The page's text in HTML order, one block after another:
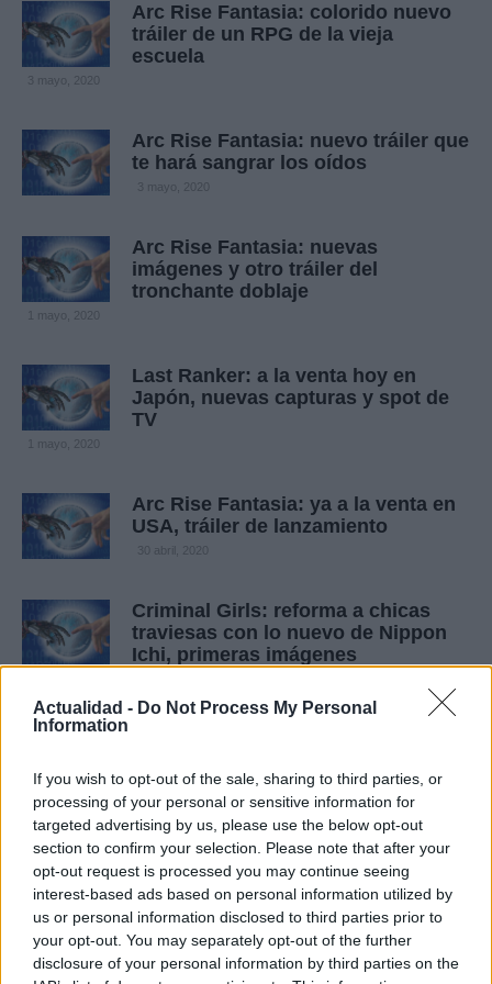
Actualidad - Do Not Process My Personal
Information
If you wish to opt-out of the sale, sharing to third parties, or
processing of your personal or sensitive information for
targeted advertising by us, please use the below opt-out
section to confirm your selection. Please note that after your
opt-out request is processed you may continue seeing
interest-based ads based on personal information utilized by
us or personal information disclosed to third parties prior to
your opt-out. You may separately opt-out of the further
disclosure of your personal information by third parties on the
Arc Rise Fantasia: colorido nuevo
tráiler de un RPG de la vieja
escuela
3 mayo, 2020
Arc Rise Fantasia: nuevo tráiler que
te hará sangrar los oídos
3 mayo, 2020
Arc Rise Fantasia: nuevas
imágenes y otro tráiler del
tronchante doblaje
1 mayo, 2020
Last Ranker: a la venta hoy en
Japón, nuevas capturas y spot de
TV
1 mayo, 2020
Arc Rise Fantasia: ya a la venta en
USA, tráiler de lanzamiento
30 abril, 2020
Criminal Girls: reforma a chicas
traviesas con lo nuevo de Nippon
Ichi, primeras imágenes
perverso
27 abril, 2020
Chevalier Saga Tactics: nuevo RPG
anunciado para PS3, móviles y
navegadores
27 abril, 2020